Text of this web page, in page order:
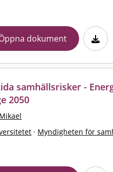
dokument
samhällsrisker -
2050
· Myndigheten för